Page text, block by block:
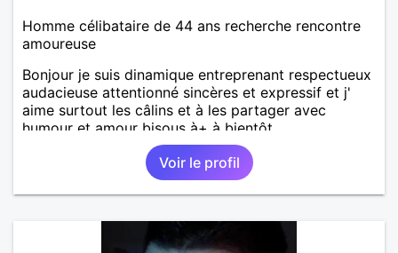
Homme célibataire de 44 ans recherche rencontre
amoureuse
Bonjour je suis dinamique entreprenant respectueux
audacieuse attentionné sincères et expressif et j'
aime surtout les câlins et à les partager avec
humour et amour bisous à+ à bientôt
Voir le profil